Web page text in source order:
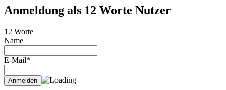
Anmeldung als 12 Worte Nutzer
12 Worte
Name
E-Mail*